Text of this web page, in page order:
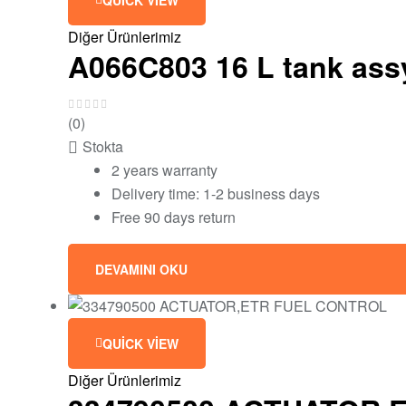
Diğer Ürünlerimiz
A066C803 16 L tank
(0)
Stokta
2 years warranty
Delivery time: 1-2 business days
Free 90 days return
DEVAMINI OKU
QUICK VIEW
Diğer Ürünlerimiz